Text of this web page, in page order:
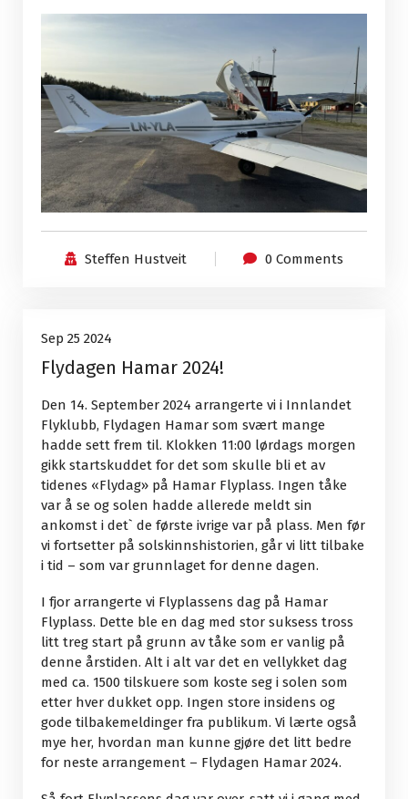
Steffen Hustveit 0 Comments
25
Sep, 2024
Sep 25 2024
Flydagen Hamar 2024!
Den 14. September 2024 arrangerte vi i Innlandet
Flyklubb, Flydagen Hamar som svært mange
hadde sett frem til. Klokken 11:00 lørdags morgen
gikk startskuddet for det som skulle bli et av
tidenes «Flydag» på Hamar Flyplass. Ingen tåke
var å se og solen hadde allerede meldt sin
ankomst i det` de første ivrige var på plass. Men før
vi fortsetter på solskinnshistorien, går vi litt tilbake
i tid – som var grunnlaget for denne dagen.
I fjor arrangerte vi Flyplassens dag på Hamar
Flyplass. Dette ble en dag med stor suksess tross
litt treg start på grunn av tåke som er vanlig på
denne årstiden. Alt i alt var det en vellykket dag
med ca. 1500 tilskuere som koste seg i solen som
etter hver dukket opp. Ingen store insidens og
gode tilbakemeldinger fra publikum. Vi lærte også
mye her, hvordan man kunne gjøre det litt bedre
for neste arrangement – Flydagen Hamar 2024.